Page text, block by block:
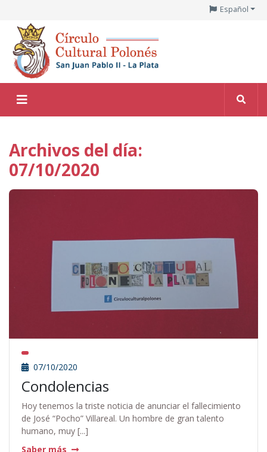
Español
Archivos del día:
07/10/2020
07/10/2020
Condolencias
Hoy tenemos la triste noticia de anunciar el fallecimiento
de José “Pocho” Villareal. Un hombre de gran talento
humano, muy [...]
Saber más